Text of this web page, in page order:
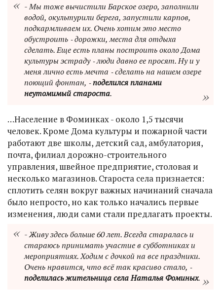
- Мы тоже вычистили Барское озеро, заполнили
водой, окультурили берега, запустили карпов,
подкармливаем их. Очень хотим это место
обустроить ‑ дорожки, места для отдыха
сделать. Еще есть планы построить около Дома
культуры эстраду ‑ люди давно ее просят. Ну и у
меня лично есть мечта ‑ сделать на нашем озере
поющий фонтан, ‑поделился планами
неутомимый староста.
…Население в Фоминках - около 1,5 тысячи
человек. Кроме Дома культуры и пожарной части
работают две школы, детский сад, амбулатория,
почта, филиал дорожно-строительного
управления, швейное предприятие, столовая и
несколько магазинов. Староста села признается:
сплотить селян вокруг важных начинаний сначала
было непросто, но как только начались первые
изменения, люди сами стали предлагать проекты.
- Живу здесь больше 60 лет. Всегда старалась и
стараюсь принимать участие в субботниках и
мероприятиях. Ходим с дочкой на все праздники.
Очень нравится, что всё так красиво стало, ‑
поделилась жительница села Наталья Фоминых.